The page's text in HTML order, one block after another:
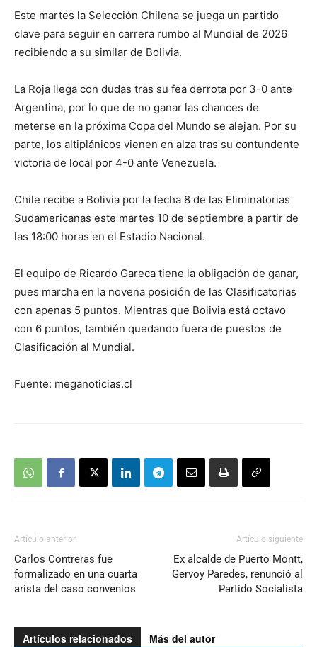
Este martes la Selección Chilena se juega un partido
clave para seguir en carrera rumbo al Mundial de 2026
recibiendo a su similar de Bolivia.
La Roja llega con dudas tras su fea derrota por 3-0 ante
Argentina, por lo que de no ganar las chances de
meterse en la próxima Copa del Mundo se alejan. Por su
parte, los altiplánicos vienen en alza tras su contundente
victoria de local por 4-0 ante Venezuela.
Chile recibe a Bolivia por la fecha 8 de las Eliminatorias
Sudamericanas este martes 10 de septiembre a partir de
las 18:00 horas en el Estadio Nacional.
El equipo de Ricardo Gareca tiene la obligación de ganar,
pues marcha en la novena posición de las Clasificatorias
con apenas 5 puntos. Mientras que Bolivia está octavo
con 6 puntos, también quedando fuera de puestos de
Clasificación al Mundial.
Fuente: meganoticias.cl
Artículo anterior
Carlos Contreras fue
formalizado en una cuarta
arista del caso convenios
Artículo siguiente
Ex alcalde de Puerto Montt,
Gervoy Paredes, renunció al
Partido Socialista
Artículos relacionados Más del autor